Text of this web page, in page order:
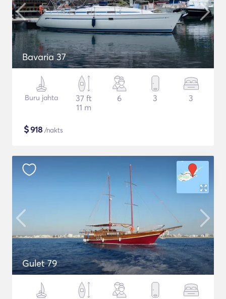
Bavaria 37
Buru jahta
37 ft
11 m
6 3 3
$918 /nakts
Gulet 79